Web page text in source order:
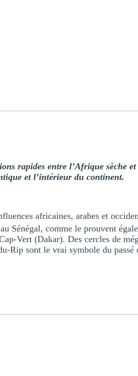
rapides entre l’Afrique sèche
et l’intérieur du continent.
africaines, arabes et
Sénégal, comme le prouvent
Vert (Dakar). Des cercles de
Rip sont le vrai symbole du passé